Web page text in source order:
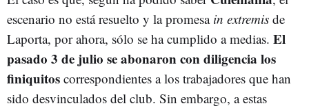
escenario no está resuelto y la promesa in extremis de
Laporta, por ahora, sólo se ha cumplido a medias. El
pasado 3 de julio se abonaron con diligencia los
finiquitos correspondientes a los trabajadores que han
sido desvinculados del club. Sin embargo, a estas